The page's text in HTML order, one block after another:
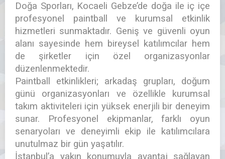
Doğa Sporları, Kocaeli Gebze’de doğa ile iç içe
profesyonel paintball ve kurumsal etkinlik
hizmetleri sunmaktadır. Geniş ve güvenli oyun
alanı sayesinde hem bireysel katılımcılar hem
de şirketler için özel organizasyonlar
düzenlenmektedir.
Paintball etkinlikleri; arkadaş grupları, doğum
günü organizasyonları ve özellikle kurumsal
takım aktiviteleri için yüksek enerjili bir deneyim
sunar. Profesyonel ekipmanlar, farklı oyun
senaryoları ve deneyimli ekip ile katılımcılara
unutulmaz bir gün yaşatılır.
İstanbul’a yakın konumuyla avantaj sağlayan